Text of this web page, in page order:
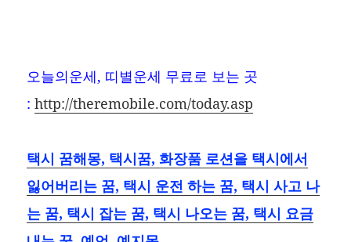
오늘의운세, 띠별운세 무료로 보는 곳
:http://theremobile.com/today.asp
택시 꿈해몽, 택시꿈, 화장품 로션을 택시에서
잃어버리는 꿈, 택시 운전 하는 꿈, 택시 사고 나
는 꿈, 택시 잡는 꿈, 택시 나오는 꿈, 택시 요금